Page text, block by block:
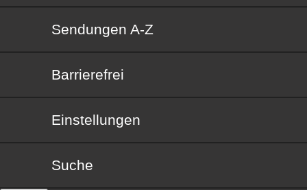
Sendungen von A bis Z
Sendungen A-Z
Barrierefrei
Barrierefrei
Einstellungen
Suche